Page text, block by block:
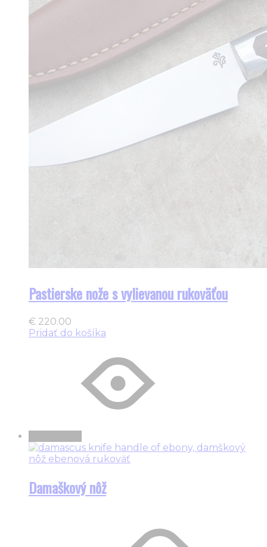
Pastierske nože s vylievanou rukoväťou
€ 220.00
Pridať do košíka
Damaškový nôž